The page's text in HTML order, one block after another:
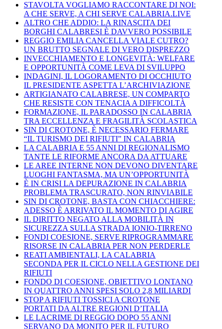
STAVOLTA VOGLIAMO RACCONTARE DI NOI:
A CHE SERVE, A CHI SERVE CALABRIA.LIVE
ALTRO CHE ADDIO: LA RINASCITA DEI
BORGHI CALABRESI È DAVVERO POSSIBILE
REGGIO EMILIA CANCELLA VIALE CUTRO?
UN BRUTTO SEGNALE DI VERO DISPREZZO
INVECCHIAMENTO E LONGEVITÀ: WELFARE
E OPPORTUNITÀ COME LEVA DI SVILUPPO
INDAGINI, IL LOGORAMENTO DI OCCHIUTO
IL PRESIDENTE ASPETTA L’ARCHIVIAZIONE
ARTIGIANATO CALABRESE, UN COMPARTO
CHE RESISTE CON TENACIA A DIFFICOLTÀ
FORMAZIONE, IL PARADOSSO IN CALABRIA
TRA ECCELLENZA E FRAGILITÀ SCOLASTICA
SIN DI CROTONE, È NECESSARIO FERMARE
“IL TURISMO DEI RIFIUTI” IN CALABRIA
LA CALABRIA E 55 ANNI DI REGIONALISMO
TANTE LE RIFORME ANCORA DA ATTUARE
LE AREE INTERNE NON DEVONO DIVENTARE
LUOGHI FANTASMA, MA UN’OPPORTUNITÀ
È IN CRISI LA DEPURAZIONE IN CALABRIA
PROBLEMA TRASCURATO, NON RINVIABILE
SIN DI CROTONE, BASTA CON CHIACCHIERE:
ADESSO È ARRIVATO IL MOMENTO DI AGIRE
IL DIRITTO NEGATO ALLA MOBILITÀ IN
SICUREZZA SULLA STRADA IONIO-TIRRENO
FONDI COESIONE, SERVE RIPROGRAMMARE
RISORSE IN CALABRIA PER NON PERDERLE
REATI AMBIENTALI, LA CALABRIA
SECONDA PER IL CICLO NELLA GESTIONE DEI
RIFIUTI
FONDO DI COESIONE, OBIETTIVO LONTANO
IN QUATTRO ANNI SPESI SOLO 2,8 MILIARDI
STOP A RIFIUTI TOSSICI A CROTONE
PORTATI DA ALTRE REGIONI D’ITALIA
LE LACRIME DI REGGIO DOPO 55 ANNI
SERVANO DA MONITO PER IL FUTURO